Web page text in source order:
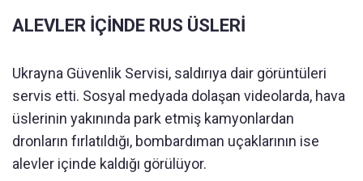
ALEVLER İÇİNDE RUS ÜSLERİ
Ukrayna Güvenlik Servisi, saldırıya dair görüntüleri
servis etti. Sosyal medyada dolaşan videolarda, hava
üslerinin yakınında park etmiş kamyonlardan
dronların fırlatıldığı, bombardıman uçaklarının ise
alevler içinde kaldığı görülüyor.